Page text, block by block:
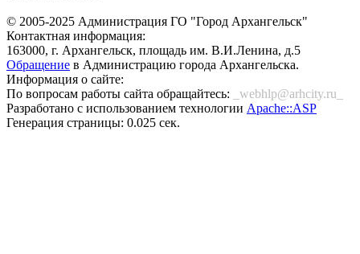
© 2005-2025 Администрация ГО "Город Архангельск"
Контактная информация:
163000, г. Архангельск, площадь им. В.И.Ленина, д.5
Обращение в Администрацию города Архангельска.
Информация о сайте:
По вопросам работы сайта обращайтесь:
_webhlp@arhcity.ru_
Разработано с использованием технологии Apache::ASP
Генерация страницы: 0.025 сек.